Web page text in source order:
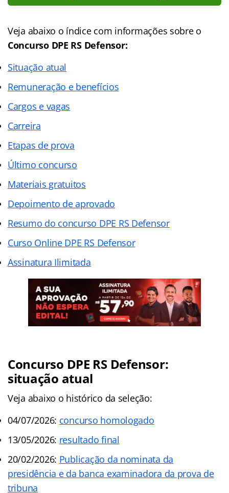
Veja abaixo o índicecom informações sobre o
Concurso DPE RS Defensor:
Situação atual
Remuneração e benefícios
Cargos e vagas
Carreira
Etapas de prova
Último concurso
Materiais gratuitos
Depoimento de aprovado
Resumo do concurso DPE RS Defensor
Curso Online DPE RS Defensor
Assinatura Ilimitada
Concurso DPE RS Defensor:
situação atual
Veja abaixo o histórico da seleção:
04/07/2026: concurso homologado
13/05/2026: resultado final
20/02/2026: Publicação da nominata da
presidência e da banca examinadora da prova de
tribuna